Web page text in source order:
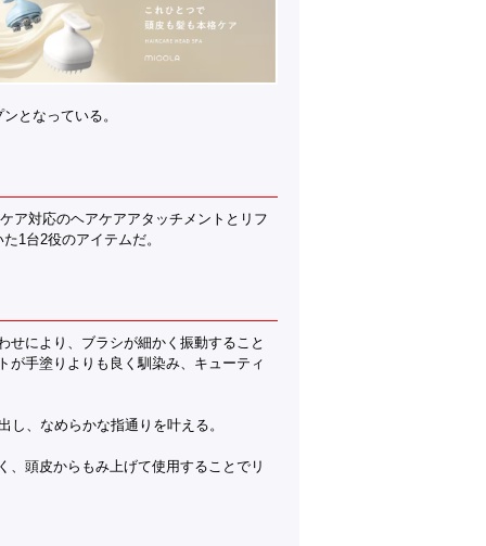
となっている。
ア対応のヘアケアアタッチメントとリフ
1台2役のアイテムだ。
せにより、ブラシが細かく振動すること
が手塗りよりも良く馴染み、キューティ
、なめらかな指通りを叶える。
、頭皮からもみ上げて使用することでリ